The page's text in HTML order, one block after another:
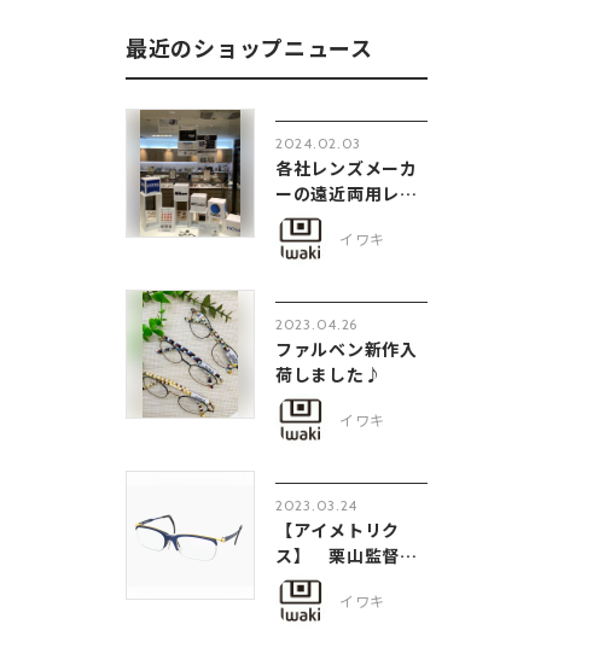
最近のショップニュース
2024.02.03
各社レンズメーカ
ーの遠近両用レン
ズお試し頂けます
♪
イワキ
2023.04.26
ファルベン新作入
荷しました♪
イワキ
2023.03.24
【アイメトリク
ス】 栗山監督モ
デルをご紹介しま
す♪
イワキ